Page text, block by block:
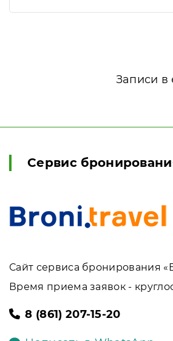
Записи в
Сервис
Сайт сервиса бронирования
Время приема заявок -
8 (861) 207-15-20